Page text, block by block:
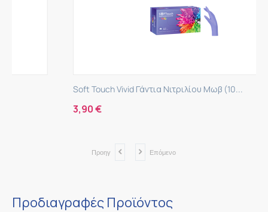
Soft Touch Vivid Γάντια Νιτριλίου Μωβ (10...
Προηγ Επόμενο
Προδιαγραφές Προϊόντος